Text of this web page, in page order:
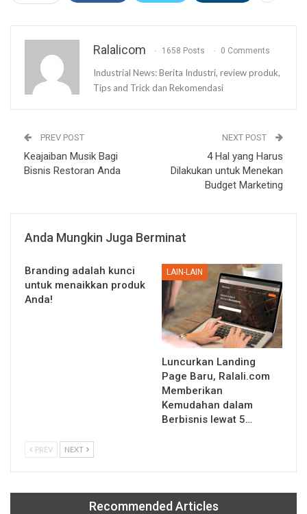
Ralalicom 1658 Posts 0 Comments
Industrial News: Berita Industri, review produk,
Tips and Trick dan Rekomendasi
PREV POST
Keajaiban Musik Bagi
Bisnis Restoran Anda
NEXT POST
4 Hal yang Harus
Dilakukan untuk Menekan
Budget Marketing
Anda Mungkin Juga Berminat
Branding adalah kunci
untuk menaikkan produk
Anda!
LAIN-LAIN
Luncurkan Landing
Page Baru, Ralali.com
Memberikan
Kemudahan dalam
Berbisnis lewat 5…
PREV NEXT
Recommended Articles